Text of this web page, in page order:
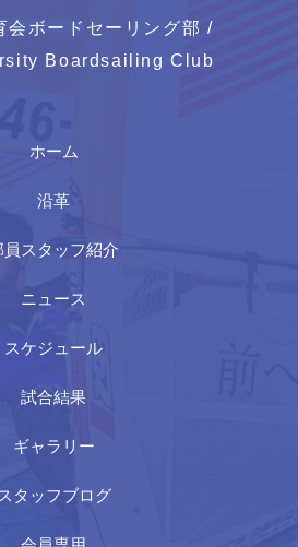
会ボードセーリング部 /
Boardsailing Club
ホーム
沿革
員スタッフ紹介
ニュース
スケジュール
試合結果
ギャラリー
スタッフブログ